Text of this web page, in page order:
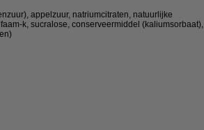
appelzuur, natriumcitraten, natuurlijke
k, sucralose, conserveermiddel (kaliumsorbaat),